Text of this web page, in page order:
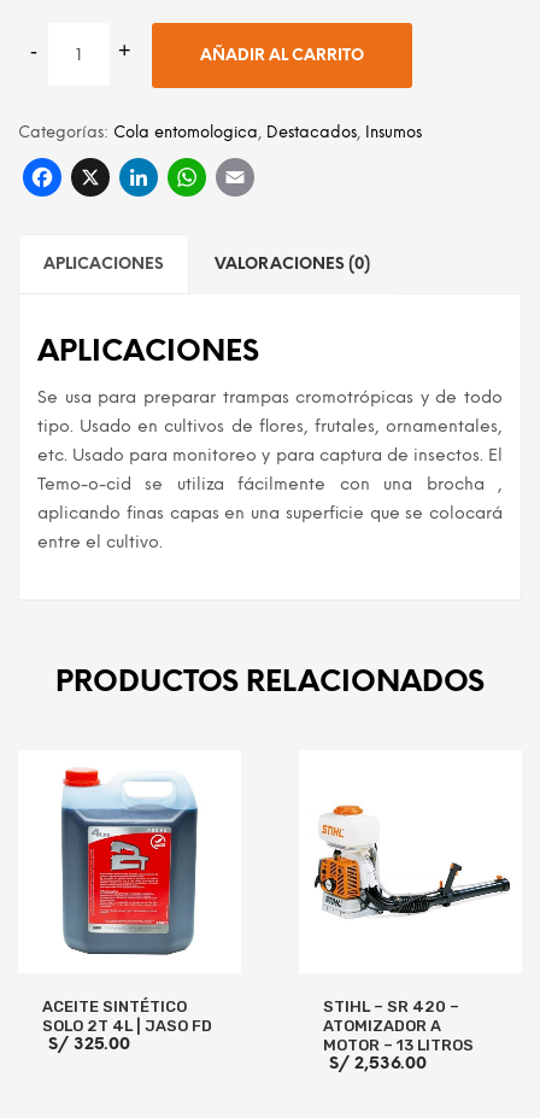
AÑADIR AL CARRITO
Categorías: Cola entomologica, Destacados, Insumos
Facebook
X LinkedIn
WhatsApp
APLICACIONES VALORACIONES (0)
APLICACIONES
Se usa para preparar trampas cromotrópicas y de todo
tipo. Usado en cultivos de flores, frutales, ornamentales,
etc. Usado para monitoreo y para captura de insectos. El
Temo-o-cid se utiliza fácilmente con una brocha ,
aplicando finas capas en una superficie que se colocará
entre el cultivo.
PRODUCTOS RELACIONADOS
ACEITE SINTÉTICO
SOLO 2T 4L | JASO FD
S/ 325.00
STIHL – SR 420 –
ATOMIZADOR A
MOTOR – 13 LITROS
S/2,536.00